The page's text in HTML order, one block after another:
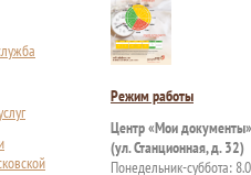
Режим работы
Центр «Мои документы»
(ул. Станционная, д. 32)
Понедельник-суббота: